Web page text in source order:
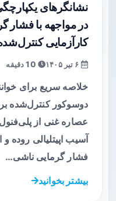
نشانگرهای
در مواجهه با
کارآزمایی
خلاصه سریع برای
دوسوکور کنترل‌شده
آسیب اپیتلیالی روده
فشار گرمایی ناشی…
بیشتر بخوانید